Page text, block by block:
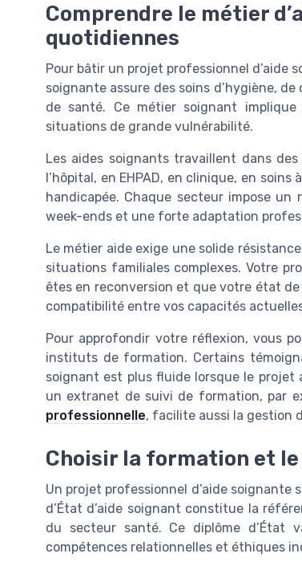
Comprendre le métier
quotidiennes
Pour bâtir un projet professionnel d’aide
soignante assure des soins d’hygiène,
de santé. Ce métier soignant
situations de grande vulnérabilité.
Les aides soignants travaillent dans
l’hôpital, en EHPAD, en clinique, en
handicapée. Chaque secteur impose
week-ends et une forte adaptation
Le métier aide exige une solide
situations familiales complexes. Votre
êtes en reconversion et que votre état
compatibilité entre vos capacités
Pour approfondir votre réflexion, vous
instituts de formation. Certains
soignant est plus fluide lorsque le projet
un extranet de suivi de formation, par
professionnelle, facilite aussi la gestion
Choisir la formation et le
Un projet professionnel d’aide soignante
d’État d’aide soignant constitue la
du secteur santé. Ce diplôme d’État
compétences relationnelles et éthiques